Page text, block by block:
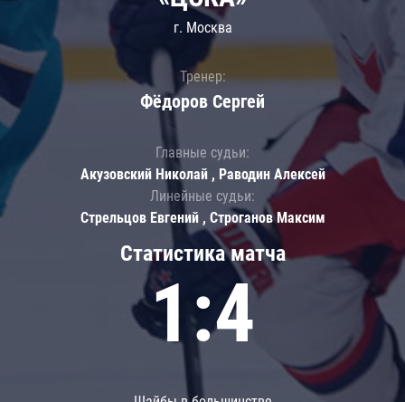
Статистика матча
1:4
г. Москва
Тренер:
Фёдоров Сергей
Главные судьи:
Акузовский Николай , Раводин Алексей
Линейные судьи:
Стрельцов Евгений , Строганов Максим